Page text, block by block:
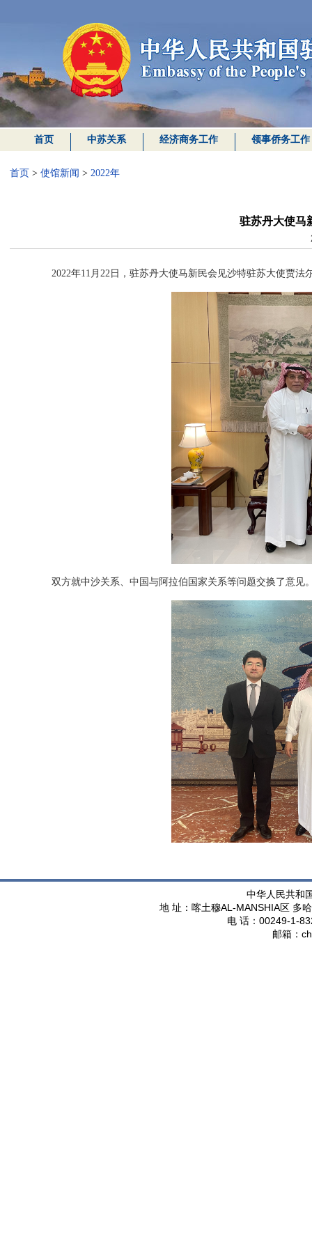
首页 中苏关系 经济商务工作 领事侨务工作
首页 > 使馆新闻 > 2022年
驻苏丹大使马
2022年11月22日，驻苏丹大使马新民会见沙特驻苏大使贾法
双方就中沙关系、中国与阿拉伯国家关系等问题交换了意见
中华人民共和
地 址：喀土穆AL-MANSHIA区 多
电 话： 00249-1-
邮箱：